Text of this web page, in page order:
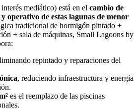
mediático) está en el cambio de
operativo de estas lagunas de menor
tradicional de hormigón pintado +
+ sala de máquinas, Small Lagoons by
repintado y reparaciones del
, reduciendo infraestructura y energía
es el reemplazo de las piscinas